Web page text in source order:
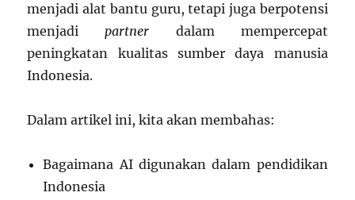
menjadi alat bantu guru, tetapi juga berpotensi
menjadipartner dalam mempercepat
peningkatan kualitas sumber daya manusia
Indonesia.
Dalam artikel ini, kita akan membahas:
Bagaimana AI digunakan dalam pendidikan
Indonesia